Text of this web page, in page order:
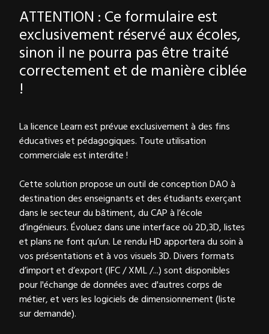
ATTENTION : Ce formulaire est
exclusivement réservé aux écoles,
sinon il ne pourra pas être traité
correctement et de manière ciblée
!
La licence Learn est prévue exclusivement à des fins
éducatives et pédagogiques. Toute utilisation
commerciale est interdite !
Cette solution propose un outil de conception DAO à
destination des enseignants et des étudiants exerçant
dans le secteur du bâtiment, du CAP à l’école
d’ingénieurs. Évoluez dans une interface où 2D,3D, listes
et plans ne font qu’un. Le rendu HD apportera du soin à
vos présentations et à vos visuels 3D. Divers formats
d’import et d’export (IFC / XML /...) sont disponibles
pour l'échange de données avec d'autres corps de
métier, et vers les logiciels de dimensionnement (liste
sur demande).